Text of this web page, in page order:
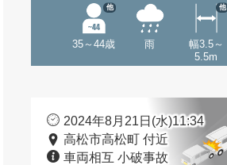
35～44歳
他
雨
幅3.5～
5.5m
他
2024年8月21日(水)11:34
高松市高松町 付近
車両相互 小破事故